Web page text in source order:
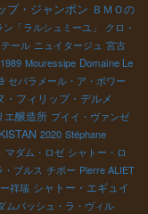
プ・ジャンボン ＢＭＯの
「ラルシュミーユ」
クロ・
ール ニュイタージュ 宮古
Mouressipe Domaine Le
セパラメール・ア・ボワー
・フィリップ・デルメ
エ醸造所 プイイ・ヴァンゼ
2020 Stéphane
マダム・ロゼ シャトー・ロ
ブルス チボー Pierre ALIET
祥瑞 シャトー・エギュイ
ムバッシュ・ラ・ヴィル